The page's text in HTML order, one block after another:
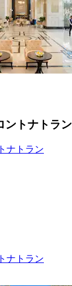
ントナトラン
ナトラン
ナトラン